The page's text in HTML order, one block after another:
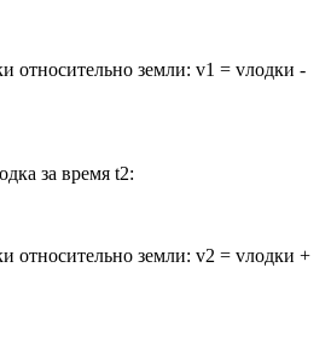
относительно земли: v1 = vлодки -
за время t2:
относительно земли: v2 = vлодки +